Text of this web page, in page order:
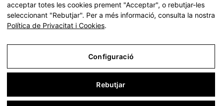
Tots els drets reservats | © Pinnae 2026
Declaració d'accessibilitat
Mapa web
acceptar totes les cookies prement "Acceptar", o rebutjar-les
seleccionant "Rebutjar". Per a més informació, consulta la nostra
Política de Privacitat i Cookies.
Configuració
Rebutjar
Avís Legal
Política de Privacitat i Cookies